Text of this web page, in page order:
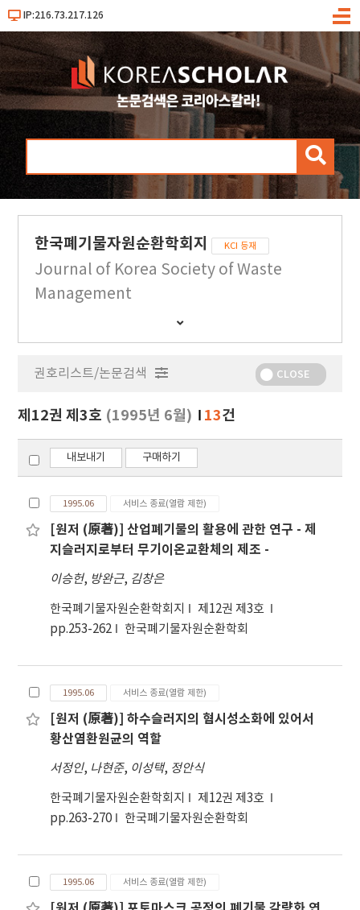
IP:216.73.217.126
메
검
한국폐기물자원순환학회지 KCI 등재
Journal of Korea Society of Waste
Management
간
행
보
기
권호리스트/논문검색 CLOSE
제12권 제3호 (1995년 6월) 13건
내보내기 구매하기
1995.06 서비스 종료(열람 제한)
[원저 (原著)] 산업폐기물의 활용에 관한 연구 - 제
지슬러지로부터 무기이온교환체의 제조 -
이승헌, 방완근, 김창은
한국폐기물자원순환학회지
제12권 제3호
pp.253-262
한국폐기물자원순환학회
1995.06 서비스 종료(열람 제한)
[원저 (原著)] 하수슬러지의 혐시성소화에 있어서
황산염환원균의 역할
서정인, 나현준, 이성택, 정안식
한국폐기물자원순환학회지
제12권 제3호
pp.263-270
한국폐기물자원순환학회
1995.06 서비스 종료(열람 제한)